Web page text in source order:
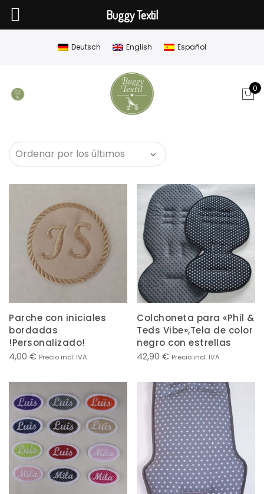
Deutsch English Español
0
Parche con iniciales
bordadas
!Personalizado!
4,00 € Precio incl. IVA
Colchoneta para «Phil &
Teds Vibe»,Tela de color
negro con estrellas
42,90 € Precio incl. IVA
Buggy Textil